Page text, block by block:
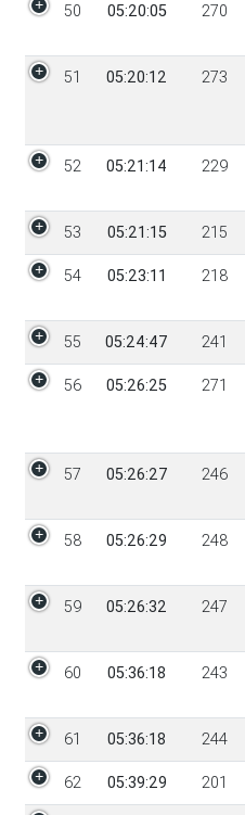
50 05:20:05 270
51 05:20:12 273
52 05:21:14 229
53 05:21:15 215
54 05:23:11 218
55 05:24:47 241
56 05:26:25 271
57 05:26:27 246
58 05:26:29 248
59 05:26:32 247
60 05:36:18 243
61 05:36:18 244
62 05:39:29 201